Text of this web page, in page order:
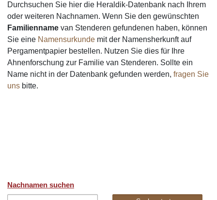
Durchsuchen Sie hier die Heraldik-Datenbank nach Ihrem
oder weiteren Nachnamen. Wenn Sie den gewünschten
Familienname van Stenderen gefundenen haben, können
Sie eine Namensurkunde mit der Namensherkunft auf
Pergamentpapier bestellen. Nutzen Sie dies für Ihre
Ahnenforschung zur Familie van Stenderen. Sollte ein
Name nicht in der Datenbank gefunden werden, fragen Sie
uns bitte.
Nachnamen suchen